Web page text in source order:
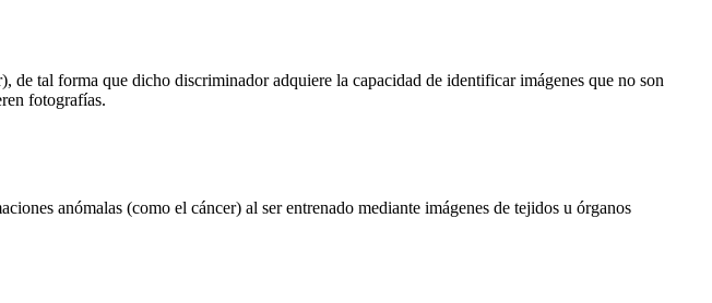
de tal forma que dicho discriminador adquiere la capacidad de identificar imágenes que no son
fotografías.
anómalas (como el cáncer) al ser entrenado mediante imágenes de tejidos u órganos